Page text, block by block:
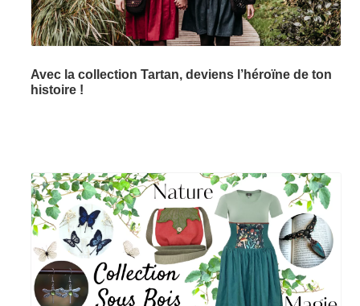
Avec la collection Tartan, deviens l’héroïne de ton
histoire !